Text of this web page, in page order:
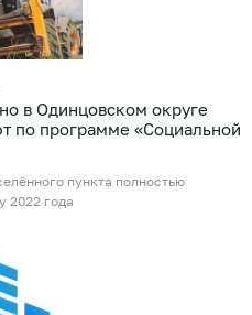
в Одинцовском округе
по программе «Социальной
пункта полностью
2022 года